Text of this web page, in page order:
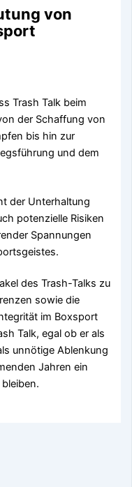
von
Trash Talk beim
der Schaffung von
bis hin zur
und dem
der Unterhaltung
potenzielle Risiken
Spannungen
des Trash-Talks zu
sowie die
im Boxsport
Talk, egal ob er als
unnötige Ablenkung
Jahren ein